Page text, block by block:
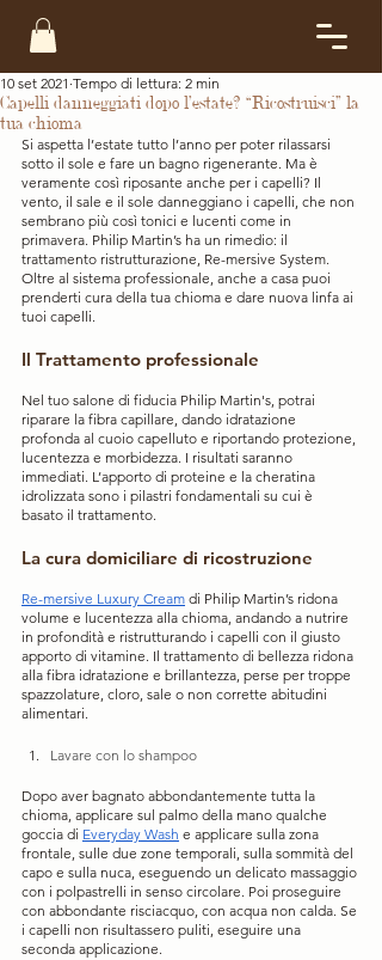
Capelli danneggiati dopo l’estate? “Ricostruisci” la
tua chioma
10 set 2021 Tempo di lettura: 2 min
Si aspetta l’estate tutto l’anno per poter rilassarsi
sotto il sole e fare un bagno rigenerante. Ma è
veramente così riposante anche per i capelli? Il
vento, il sale e il sole danneggiano i capelli, che non
sembrano più così tonici e lucenti come in
primavera. Philip Martin’s ha un rimedio: il
trattamento ristrutturazione, Re-mersive System.
Oltre al sistema professionale, anche a casa puoi
prenderti cura della tua chioma e dare nuova linfa ai
tuoi capelli.
Il Trattamento professionale
Nel tuo salone di fiducia Philip Martin's, potrai
riparare la fibra capillare, dando idratazione
profonda al cuoio capelluto e riportando protezione,
lucentezza e morbidezza. I risultati saranno
immediati. L’apporto di proteine e la cheratina
idrolizzata sono i pilastri fondamentali su cui è
basato il trattamento.
La cura domiciliare di ricostruzione
Re-mersive Luxury Cream di Philip Martin’s ridona
volume e lucentezza alla chioma, andando a nutrire
in profondità e ristrutturando i capelli con il giusto
apporto di vitamine. Il trattamento di bellezza ridona
alla fibra idratazione e brillantezza, perse per troppe
spazzolature, cloro, sale o non corrette abitudini
alimentari.
Lavare con lo shampoo
Dopo aver bagnato abbondantemente tutta la
chioma, applicare sul palmo della mano qualche
goccia di Everyday Wash e applicare sulla zona
frontale, sulle due zone temporali, sulla sommità del
capo e sulla nuca, eseguendo un delicato massaggio
con i polpastrelli in senso circolare. Poi proseguire
con abbondante risciacquo, con acqua non calda. Se
i capelli non risultassero puliti, eseguire una
seconda applicazione.